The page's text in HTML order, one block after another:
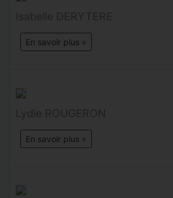
Isabelle DERYTERE
En savoir plus »
Lydie ROUGERON
En savoir plus »